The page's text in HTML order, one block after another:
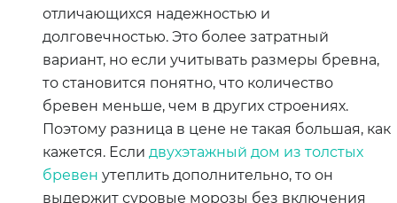
отличающихся надежностью и
долговечностью. Это более затратный
вариант, но если учитывать размеры бревна,
то становится понятно, что количество
бревен меньше, чем в других строениях.
Поэтому разница в цене не такая большая, как
кажется. Если двухэтажный дом из толстых
бревен утеплить дополнительно, то он
выдержит суровые морозы без включения